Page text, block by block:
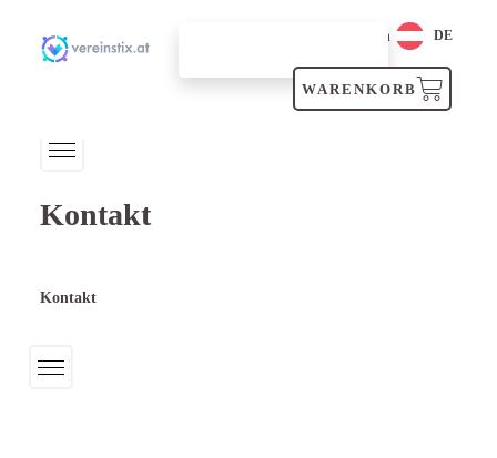
Login DE
WARENKORB
Kontakt
Kontakt